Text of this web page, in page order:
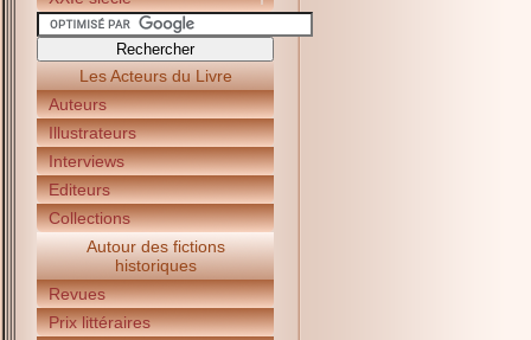
Les Acteurs du Livre
Auteurs
Illustrateurs
Interviews
Editeurs
Collections
Autour des fictions
historiques
Revues
Prix littéraires